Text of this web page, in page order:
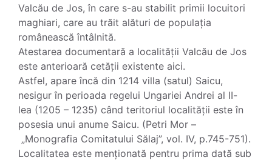
Valcău de Jos, în care s-au stabilit primii locuitori
maghiari, care au trăit alături de populația
românească întâlnită.
Atestarea documentară a localității Valcău de Jos
este anterioară cetății existente aici.
Astfel, apare încă din 1214 villa (satul) Saicu,
nesigur în perioada regelui Ungariei Andrei al II-
lea (1205 – 1235) când teritoriul localității este în
posesia unui anume Saicu. (Petri Mor –
„Monografia Comitatului Sălaj”, vol. IV, p.745-751).
Localitatea este menționată pentru prima dată sub